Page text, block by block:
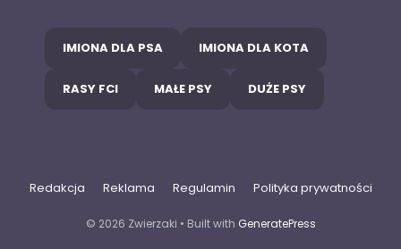
IMIONA DLA PSA IMIONA DLA KOTA
RASY FCI MAŁE PSY DUŻE PSY
Redakcja Reklama Regulamin Polityka prywatności
© 2026 Zwierzaki • Built with GeneratePress